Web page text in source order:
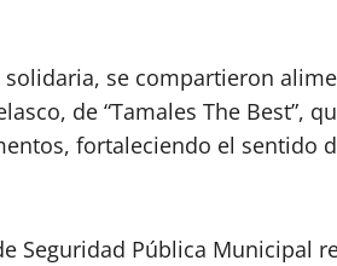
se compartieron
de “Tamales The Best”,
fortaleciendo el sentido
Seguridad Pública Municipal